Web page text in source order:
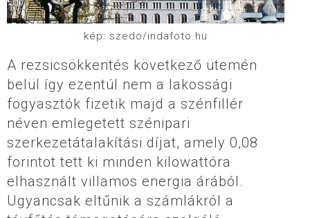
kép: szedo/indafoto.hu
A rezsicsökkentés következő ütemén
belül így ezentúl nem a lakossági
fogyasztók fizetik majd a szénfillér
néven emlegetett szénipari
szerkezetátalakítási díjat, amely 0,08
forintot tett ki minden kilowattóra
elhasznált villamos energia árából.
Ugyancsak eltűnik a számlákról a